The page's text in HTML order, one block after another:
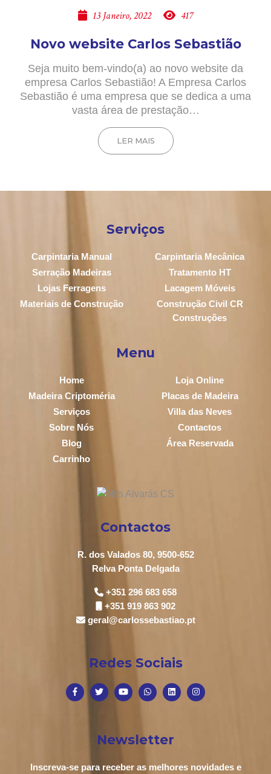
13 Janeiro, 2022 417
Novo website Carlos Sebastião
Seja muito bem-vindo(a) ao novo website da
empresa Carlos Sebastião! A Empresa Carlos
Sebastião é uma empresa que se dedica a uma
vasta área de prestação…
LER MAIS
Serviços
Carpintaria Manual
Carpintaria Mecânica
Serração Madeiras
Tratamento HT
Lojas Ferragens
Lacagem Móveis
Materiais de Construção
Construção Civil CR
Construções
Menu
Home
Loja Online
Madeira Criptoméria
Placas de Madeira
Serviços
Villa das Neves
Sobre Nós
Contactos
Blog
Área Reservada
Carrinho
Contactos
R. dos Valados 80, 9500-652
Relva Ponta Delgada
+351 296 683 658
+351 919 863 902
geral@carlossebastiao.pt
Redes Sociais
Newsletter
Inscreva-se para receber as melhores novidades e